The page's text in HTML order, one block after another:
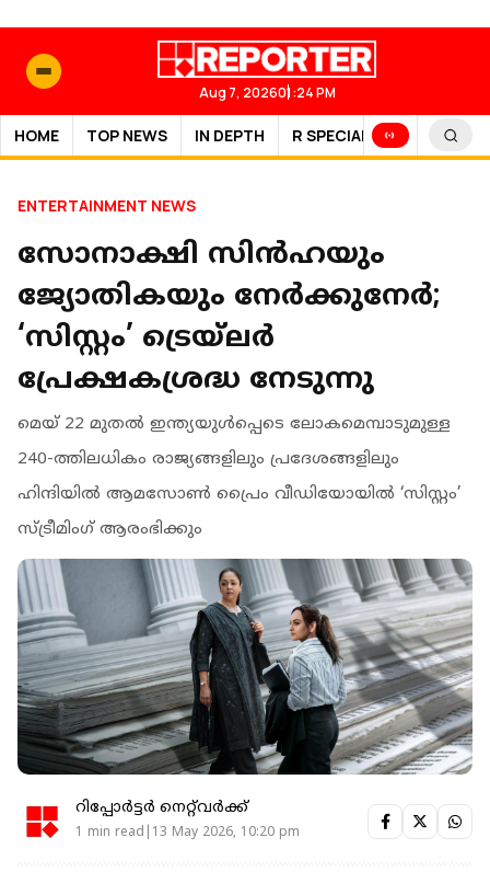
Aug 7, 202601:24 PM
HOME TOP NEWS IN DEPTH R SPECIAL SPORTS
ENTERTAINMENT NEWS
സോനാക്ഷി സിന്‍ഹയും
ജ്യോതികയും നേർക്കുനേർ;
‘സിസ്റ്റം’ ട്രെയ്‌ലർ
പ്രേക്ഷകശ്രദ്ധ നേടുന്നു
മെയ് 22 മുതൽ ഇന്ത്യയുൾപ്പെടെ ലോകമെമ്പാടുമുള്ള
240-ത്തിലധികം രാജ്യങ്ങളിലും പ്രദേശങ്ങളിലും
ഹിന്ദിയിൽ ആമസോൺ പ്രൈം വീഡിയോയിൽ ‘സിസ്റ്റം’
സ്ട്രീമിംഗ് ആരംഭിക്കും
റിപ്പോർട്ടർ നെറ്റ്‌വര്‍ക്ക്‌
1 min read|13 May 2026, 10:20 pm